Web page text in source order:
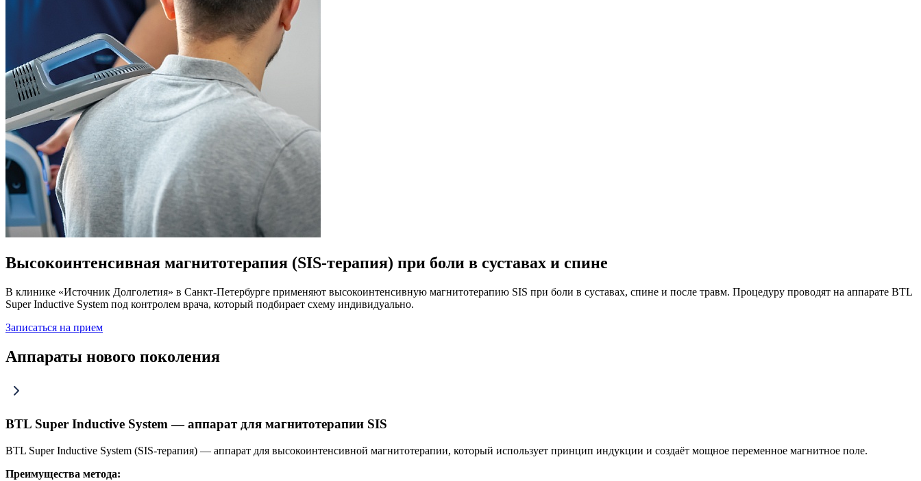
Высокоинтенсивная магнитотерапия (SIS-терапия) при боли в суставах и спине
В клинике «Источник Долголетия» в Санкт-Петербурге применяют высокоинтенсивную магнитотерапию SIS при боли в суставах, спине и после травм. Процедуру проводят на аппарате BTL
Super Inductive System под контролем врача, который подбирает схему индивидуально.
Записаться на прием
Аппараты нового поколения
BTL Super Inductive System — аппарат для магнитотерапии SIS
BTL Super Inductive System (SIS-терапия) — аппарат для высокоинтенсивной магнитотерапии, который использует принцип индукции и создаёт мощное переменное магнитное поле.
Преимущества метода: